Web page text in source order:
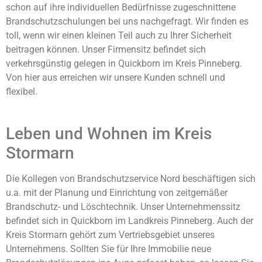
schon auf ihre individuellen Bedürfnisse zugeschnittene
Brandschutzschulungen bei uns nachgefragt. Wir finden es
toll, wenn wir einen kleinen Teil auch zu Ihrer Sicherheit
beitragen können. Unser Firmensitz befindet sich
verkehrsgünstig gelegen in Quickborn im Kreis Pinneberg.
Von hier aus erreichen wir unsere Kunden schnell und
flexibel.
Leben und Wohnen im Kreis
Stormarn
Die Kollegen von Brandschutzservice Nord beschäftigen sich
u.a. mit der Planung und Einrichtung von zeitgemäßer
Brandschutz- und Löschtechnik. Unser Unternehmenssitz
befindet sich in Quickborn im Landkreis Pinneberg. Auch der
Kreis Stormarn gehört zum Vertriebsgebiet unseres
Unternehmens. Sollten Sie für Ihre Immobilie neue